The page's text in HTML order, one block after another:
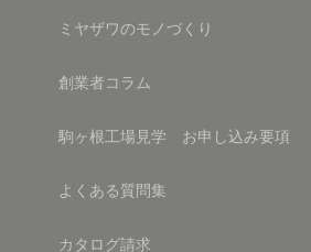
ミヤザワのモノづくり
創業者コラム
駒ヶ根工場見学 お申し込み要項
よくある質問集
カタログ請求